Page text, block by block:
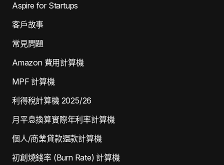
Aspire for Startups
客戶故事
常見問題
Amazon 費用計算機
MPF 計算機
利得稅計算機 2025/26
月平息換算實際年利率計算機
個人/商業貸款還款計算機
初創燒錢率 (Burn Rate) 計算機